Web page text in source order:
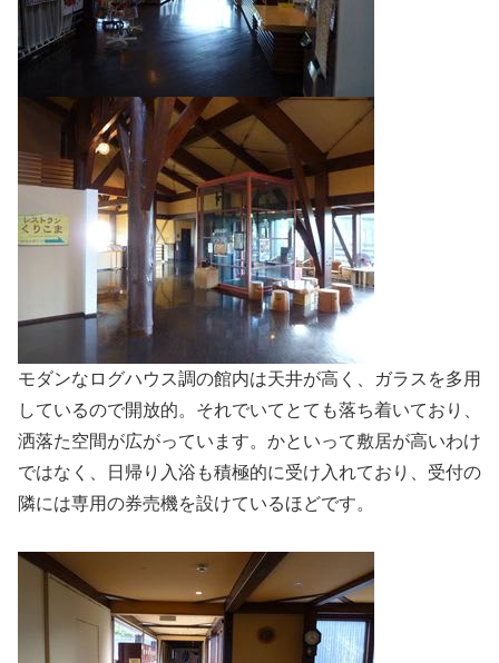
モダンなログハウス調の館内は天井が高く、ガラスを多用
しているので開放的。それでいてとても落ち着いており、
洒落た空間が広がっています。かといって敷居が高いわけ
ではなく、日帰り入浴も積極的に受け入れており、受付の
隣には専用の券売機を設けているほどです。